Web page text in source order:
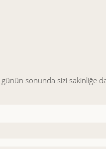
günün sonunda sizi sakinliğe